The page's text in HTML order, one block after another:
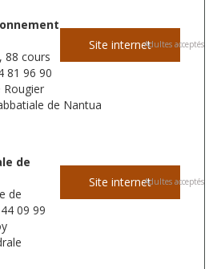
Site internet
88 cours
81 96 90
Rougier
de Nantua
Adultes acceptés
Site internet
de
de
09 99
Adultes acceptés